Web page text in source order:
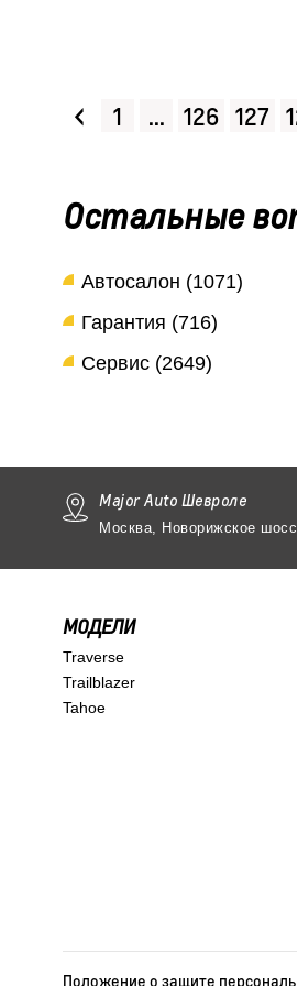
‹ 1 ... 126 127
Остальные
Автосалон (1071)
Гарантия (716)
Сервис (2649)
Major Auto Шевроле
Москва, Новорижское
МОДЕЛИ
Traverse
Trailblazer
Tahoe
Положение о защите